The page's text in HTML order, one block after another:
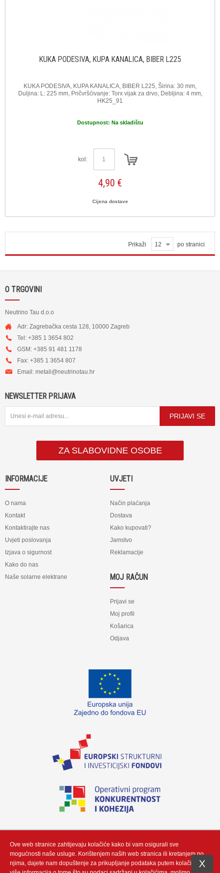
KUKA PODESIVA, KUPA KANALICA, BIBER L225
KUKA PODESIVA, KUPA KANALICA, BIBER L225, Širina: 30 mm,
Duljina: L: 225 mm, Pričvršćivanje: Torx vijak za drvo, Debljina: 4 mm,
HK25_91
Dostupnost: Na skladištu
kol:
4,90 €
Cijena dostave
Prikaži 12 po stranici
O TRGOVINI
Neutrino Tau d.o.o
Adr: Zagrebačka cesta 128, 10000 Zagreb
Tel: +385 1 3654 802
GSM: +385 91 481 1178
Fax: +385 1 3654 807
Email: metali@neutrinotau.hr
NEWSLETTER PRIJAVA
PRIJAVI SE
ZA SLABOVIDNE OSOBE
INFORMACIJE
O nama
Kontakt
Kontaktirajte nas
Uvjeti poslovanja
Izjava o sigurnost
Kako do nas
Naše solarne elektrane
UVJETI
Način plaćanja
Dostava
Kako kupovati?
Jamstvo
Reklamacije
MOJ RAČUN
Prijavi se
Moj profil
Košarica
Odjava
„Izradu internetske stranice sufinancirala je Europska unija iz Europskog fonda
Neutrino Tau d.o.o“
Ove web stranice zahtijevaju kolačiće kako bi vam osigurali sve
mogućnosti naše usluge. Korištenjem naših web stranica ili kretanjem po
njima, dajete nam dopuštenje za prikupljanje podataka putem kolačić. Za
X